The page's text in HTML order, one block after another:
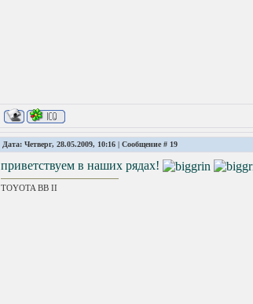
Дата: Четверг, 28.05.2009, 10:16 | Сообщение # 19
приветствуем в наших рядах!
TOYOTA ВВ II